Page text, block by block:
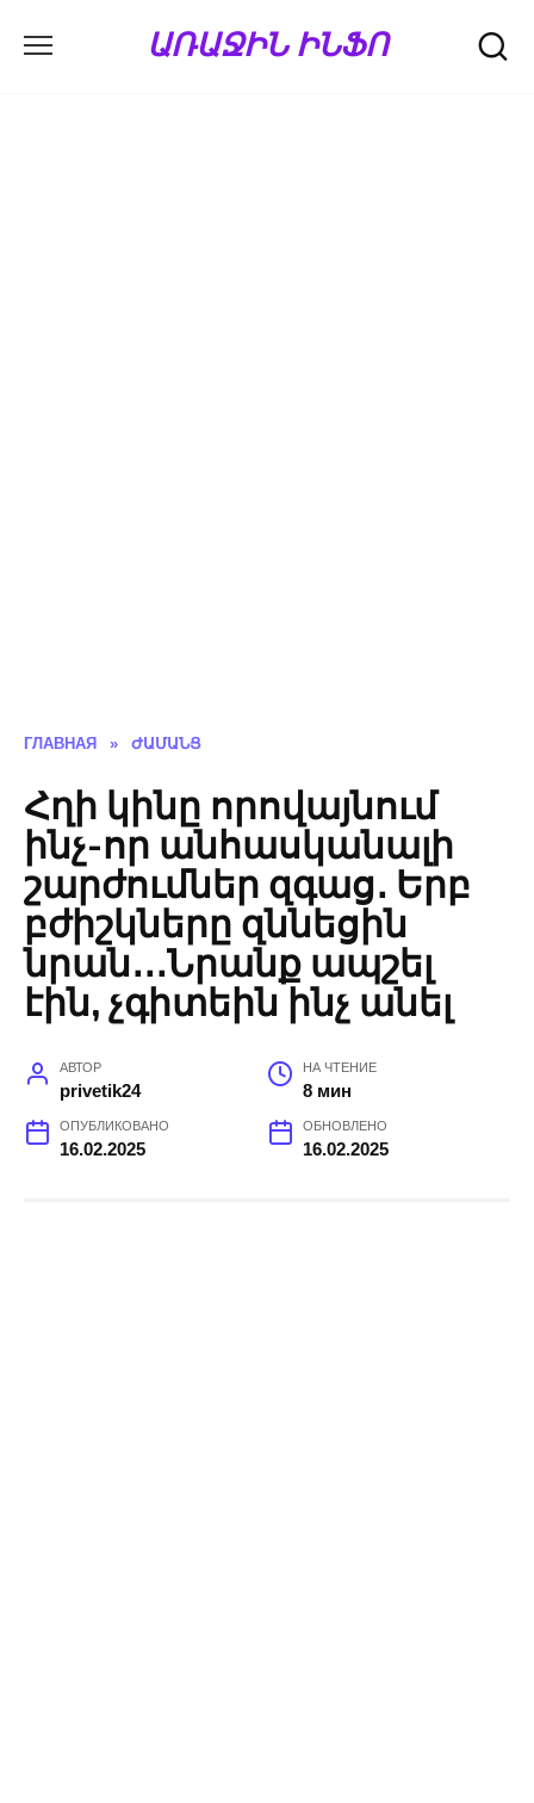
ԱՌԱՋԻՆ ԻՆՖՈ
ГЛАВНАЯ » ԺԱՄԱՆՑ
Հղի կինը որովայնում
ինչ-որ անհասկանալի
շարժումներ զգաց․ Երբ
բժիշկները զննեցին
նրան․․․Նրանք ապշել
էին, չգիտեին ինչ անել
АВТОР
privetik24
НА ЧТЕНИЕ
8 мин
ОПУБЛИКОВАНО
16.02.2025
ОБНОВЛЕНО
16.02.2025